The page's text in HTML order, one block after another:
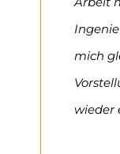
mich
wieder